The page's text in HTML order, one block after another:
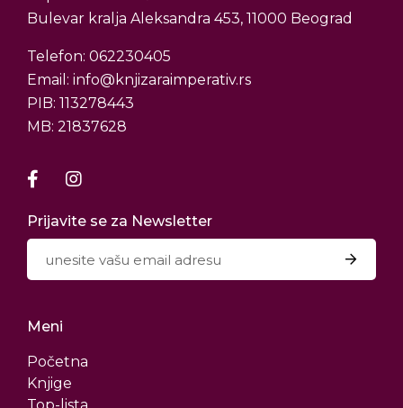
Bulevar kralja Aleksandra 453, 11000 Beograd
Telefon: 062230405
Email: info@knjizaraimperativ.rs
PIB: 113278443
MB: 21837628
Prijavite se za Newsletter
Meni
Početna
Knjige
Top-lista